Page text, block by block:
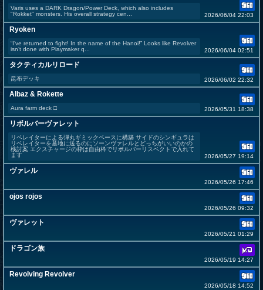
Varis uses a DARK Dragon/Power Deck, which also includes
"Rokket" monsters. His overall strategy cen...
2026/06/04 22:03
Ryoken
“I’ve returned to fight! In the name of the Hanoi!” Looks like Revolver
isn’t done with Playmaker q...
2026/06/04 02:51
タクティカルリロード
昆布デッキ 2026/06/02 22:32
Albaz & Rokette
Aura farm deck □ 2026/05/31 18:38
リボルバーヴァレット
リベレイターによる弾丸ギミックベースに構築 サイドのシンギュラは
リベレイターを墓地に送るのにソーンヴァレルとどっちがいいのかの
検討案 エクスチャージの枠は自由枠でリボルバーリスペクトで入れて
ます
2026/05/27 19:14
ヴァレル
2026/05/26 17:46
ojos rojos
2026/05/26 09:32
ヴァレット
2026/05/21 01:29
ドラゴン族
2026/05/19 14:27
Revolving Revolver
2026/05/18 14:52